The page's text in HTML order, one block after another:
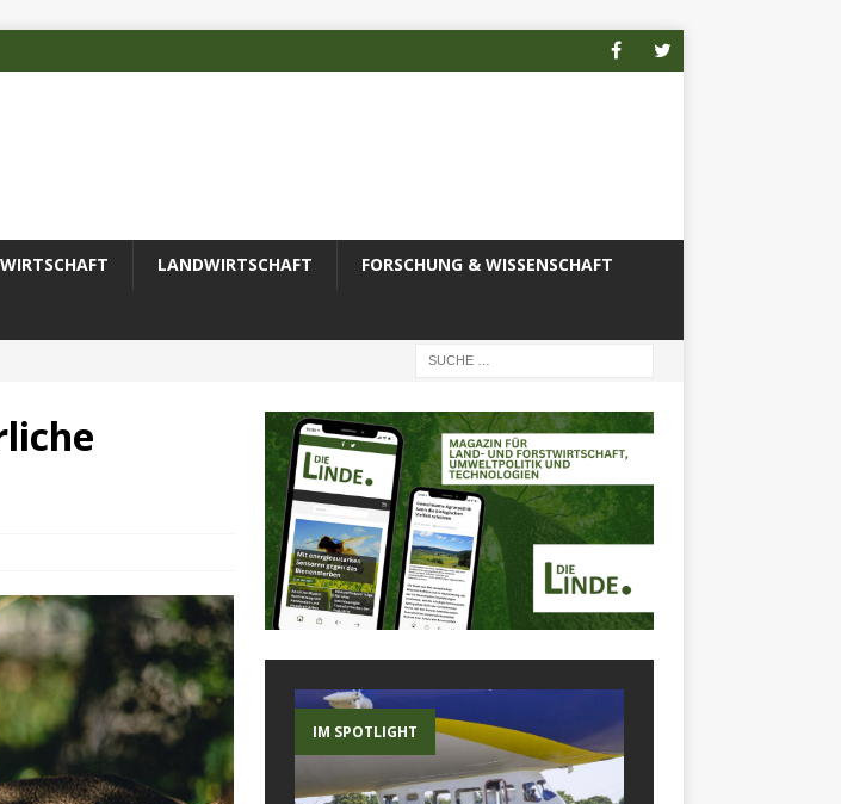
LANDWIRTSCHAFT FORSCHUNG & WISSENSCHAFT
Förderung
IM SPOTLIGHT